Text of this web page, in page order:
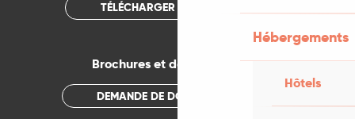
Hébergements
Hôtels
TÉLÉCHARGER L'APPLICATION
Brochures et documentations
DEMANDE DE DOCUMENTATION